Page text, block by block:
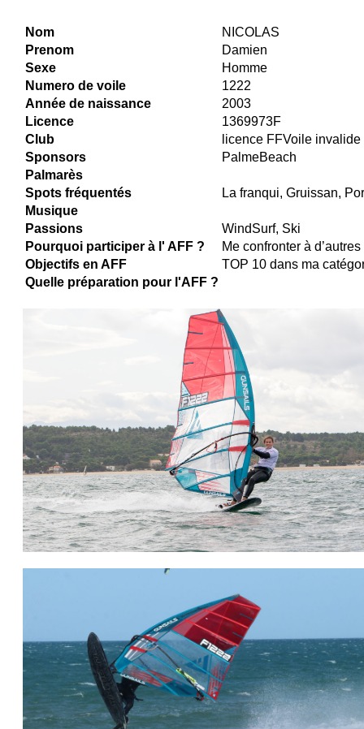
Nom
NICOLAS
Prenom
Damien
Sexe
Homme
Numero de voile
1222
Année de naissance
2003
Licence
1369973F
Club
licence FFVoile invalide
Sponsors
PalmeBeach
Palmarès
Spots fréquentés
La franqui, Gruissan,
Musique
Passions
WindSurf, Ski
Pourquoi participer à l' AFF ?
Me confronter à
Objectifs en AFF
TOP 10 dans ma
Quelle préparation pour l'AFF ?